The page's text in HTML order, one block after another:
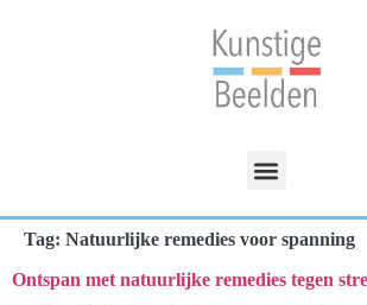
Tag: Natuurlijke remedies voor spanning
Ontspan met natuurlijke remedies tegen